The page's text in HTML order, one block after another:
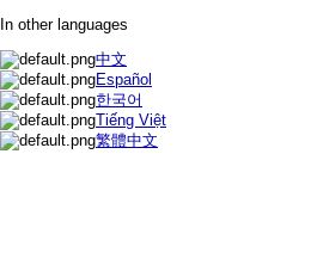
In other languages
中文
Español
한국어
Tiếng Việt
繁體中文